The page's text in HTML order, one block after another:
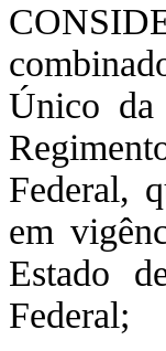
Único
Federal,
em
Estado
Federal;